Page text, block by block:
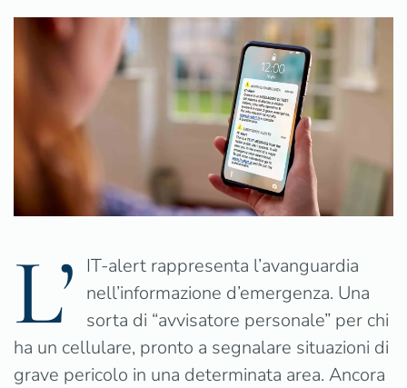
l’innovativo
sistema
di
allarme
Nazionale
per
emergenze
L’ IT-alert rappresenta l’avanguardia
nell’informazione d’emergenza. Una
sorta di “avvisatore personale” per chi
ha un cellulare, pronto a segnalare situazioni di
grave pericolo in una determinata area. Ancora